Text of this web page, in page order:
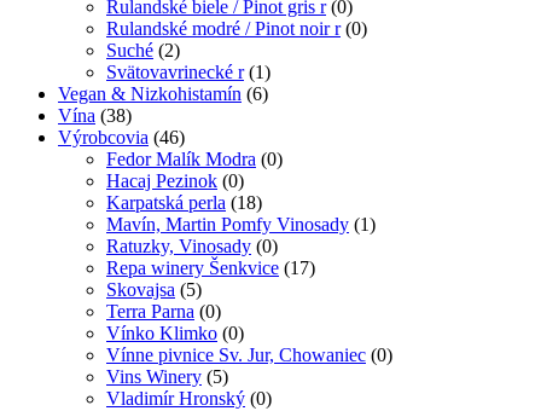
Rulandské biele / Pinot gris r (0)
Rulandské modré / Pinot noir r (0)
Suché (2)
Svätovavrinecké r (1)
Vegan & Nizkohistamín (6)
Vína (38)
Výrobcovia (46)
Fedor Malík Modra (0)
Hacaj Pezinok (0)
Karpatská perla (18)
Mavín, Martin Pomfy Vinosady (1)
Ratuzky, Vinosady (0)
Repa winery Šenkvice (17)
Skovajsa (5)
Terra Parna (0)
Vínko Klimko (0)
Vínne pivnice Sv. Jur, Chowaniec (0)
Vins Winery (5)
Vladimír Hronský (0)